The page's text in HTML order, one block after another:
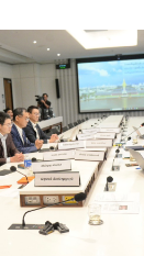
ว่า กรมควบคุมม